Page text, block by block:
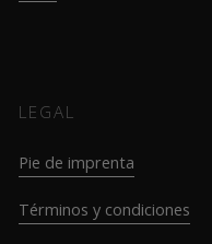
LEGAL
Pie de imprenta
Términos y condiciones